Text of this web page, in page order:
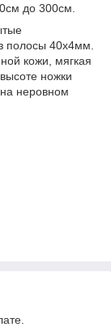
до 300см.
полосы 40х4мм.
кожи, мягкая
ножки
неровном